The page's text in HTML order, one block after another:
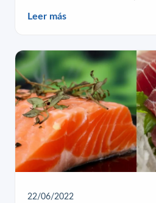
Leer más
22/06/2022